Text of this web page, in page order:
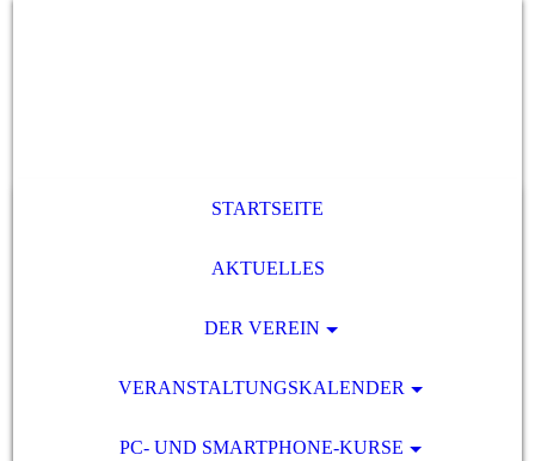
STARTSEITE
AKTUELLES
DER VEREIN
VERANSTALTUNGSKALENDER
PC- UND SMARTPHONE-KURSE